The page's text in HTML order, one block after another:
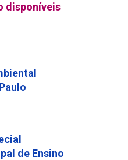
disponíveis
de Ensino